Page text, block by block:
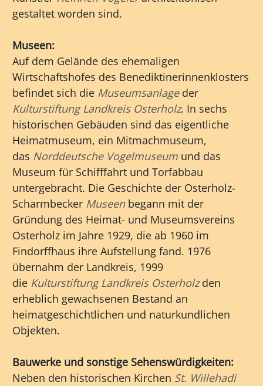
gestaltet worden sind.
Museen:
Auf dem Gelände des ehemaligen
Wirtschaftshofes des Benediktinerinnenklosters
befindet sich die Museumsanlageder
Kulturstiftung Landkreis Osterholz. In sechs
historischen Gebäuden sind das eigentliche
Heimatmuseum, ein Mitmachmuseum,
das Norddeutsche Vogelmuseum und das
Museum für Schifffahrt und Torfabbau
untergebracht. Die Geschichte der Osterholz-
Scharmbecker Museenbegann mit der
Gründung des Heimat- und Museumsvereins
Osterholz im Jahre 1929, die ab 1960 im
Findorffhaus ihre Aufstellung fand. 1976
übernahm der Landkreis, 1999
die Kulturstiftung Landkreis Osterholzden
erheblich gewachsenen Bestand an
heimatgeschichtlichen und naturkundlichen
Objekten.
Bauwerke und sonstige Sehenswürdigkeiten:
Neben den historischen Kirchen St. Willehadi